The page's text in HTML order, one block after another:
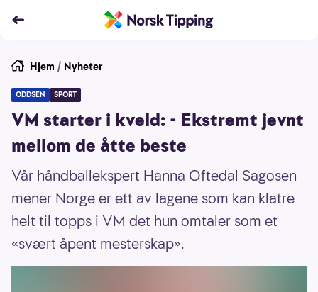
Hjem / Nyheter
ODDSEN SPORT
VM starter i kveld: - Ekstremt jevnt
mellom de åtte beste
Vår håndballekspert Hanna Oftedal Sagosen
mener Norge er ett av lagene som kan klatre
helt til topps i VM det hun omtaler som et
«svært åpent mesterskap».